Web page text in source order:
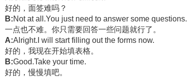
好的，面签难吗？
B:Not at all.You just need to answer some questions.
一点也不难。你只需要回答一些问题就行了。
A:Alright.I will start filling out the forms now.
好的，我现在开始填表格。
B:Good.Take your time.
好的，慢慢填吧。